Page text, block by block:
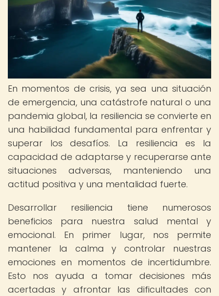
En momentos de crisis, ya sea una situación
de emergencia, una catástrofe natural o una
pandemia global, la resiliencia se convierte en
una habilidad fundamental para enfrentar y
superar los desafíos. La resiliencia es la
capacidad de adaptarse y recuperarse ante
situaciones adversas, manteniendo una
actitud positiva y una mentalidad fuerte.
Desarrollar resiliencia tiene numerosos
beneficios para nuestra salud mental y
emocional. En primer lugar, nos permite
mantener la calma y controlar nuestras
emociones en momentos de incertidumbre.
Esto nos ayuda a tomar decisiones más
acertadas y afrontar las dificultades con